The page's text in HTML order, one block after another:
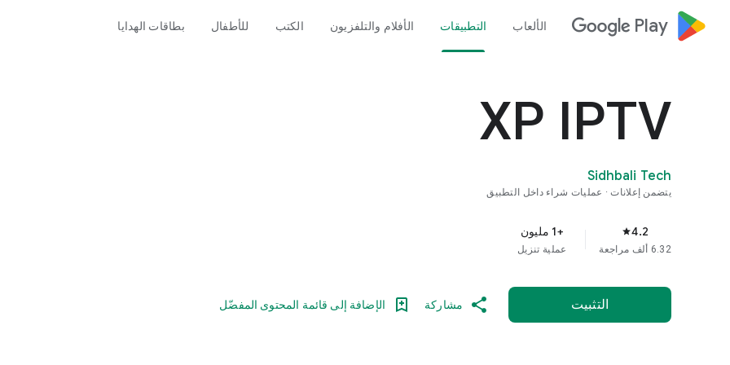
google_logo Play الألعاب التطبيقات الأفلام والتلفزيون الكتب للأطفال بطاقات الهدايا
XP IPTV
Sidhbali Tech
يتضمن إعلانات عمليات شراء داخل التطبيق
4.2
star
6.32 ألف مراجعة
+1 مليون
عملية تنزيل
التثبيت مشاركة الإضافة إلى قائمة المحتوى المفضّل